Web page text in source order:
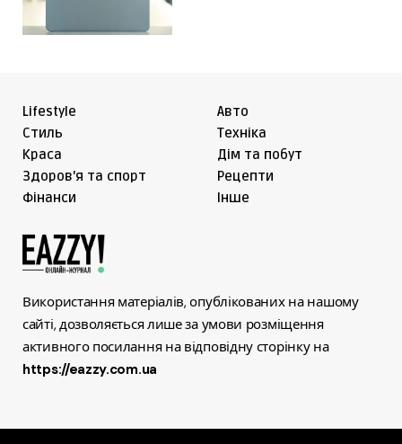
Lifestyle
Cтиль
Краса
Здоров'я та спорт
Фінанси
Авто
Техніка
Дім та побут
Рецепти
Інше
Використання матеріалів, опублікованих на нашому
сайті, дозволяється лише за умови розміщення
активного посилання на відповідну сторінку на
https://eazzy.com.ua